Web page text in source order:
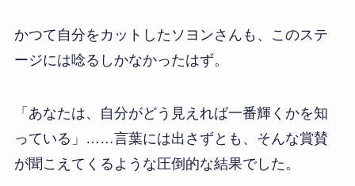
かつて自分をカットしたソヨンさんも、このステ
ージには唸るしかなかったはず。
「あなたは、自分がどう見えれば一番輝くかを知
っている」……言葉には出さずとも、そんな賞賛
が聞こえてくるような圧倒的な結果でした。